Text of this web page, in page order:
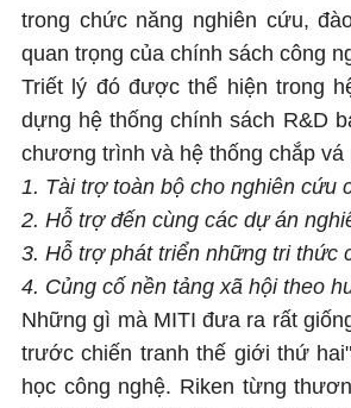
trong chức năng nghiên cứu,
quan trọng của chính sách công
Triết lý đó được thể hiện trong
dựng hệ thống chính sách R&D
chương trình và hệ thống chắp
1. Tài trợ toàn bộ cho nghiên cứu
2. Hỗ trợ đến cùng các dự án
3. Hỗ trợ phát triển những tri thức
4. Củng cố nền tảng xã hội theo
Những gì mà MITI đưa ra rất
trước chiến tranh thế giới thứ
học công nghệ. Riken từng